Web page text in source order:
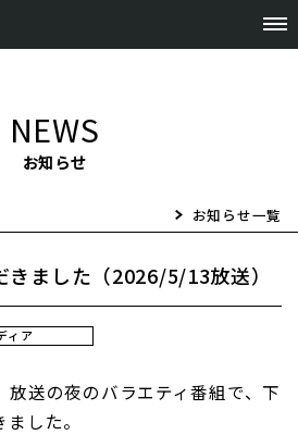
NEWS
お知らせ
お知らせ一覧
ました（2026/5/13放送）
ィア
放送の夜のバラエティ番組で、下
した。